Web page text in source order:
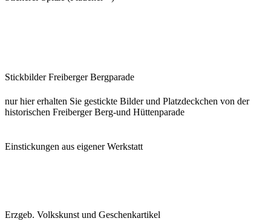
Stickbilder Freiberger Bergparade
nur hier erhalten Sie gestickte Bilder und Platzdeckchen von der
historischen Freiberger Berg-und Hüttenparade
Einstickungen aus eigener Werkstatt
Erzgeb. Volkskunst und Geschenkartikel